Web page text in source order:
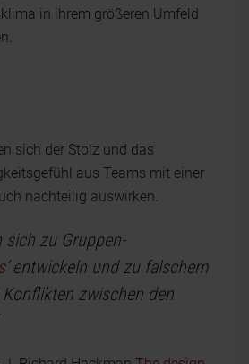
in ihrem größeren Umfeld
sich der Stolz und das
aus Teams mit einer
nachteilig auswirken.
sich zu Gruppen-
‘ entwickeln und zu falschem
zwischen den